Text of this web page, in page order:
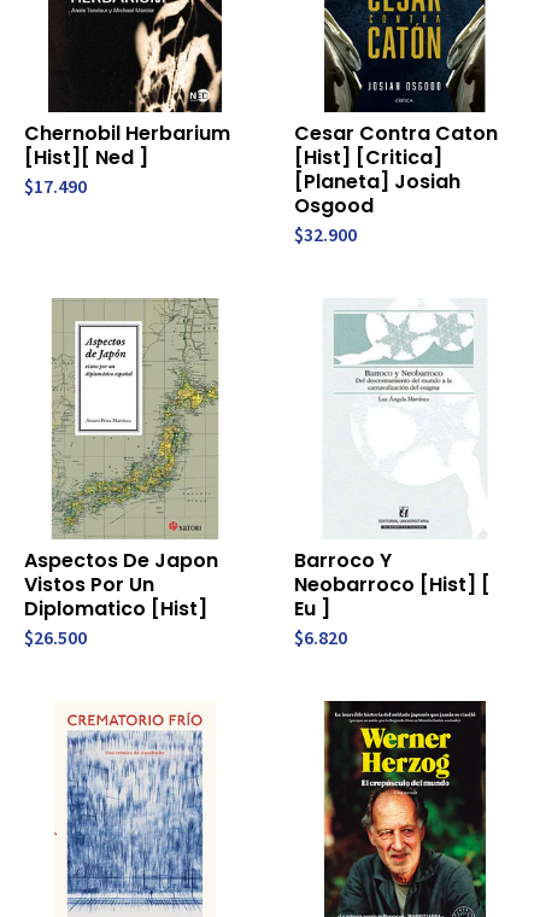
Chernobil Herbarium
[Hist][ Ned ]
$17.490
Cesar Contra Caton
[Hist] [Critica]
[Planeta] Josiah
Osgood
$32.900
Aspectos De Japon
Vistos Por Un
Diplomatico [Hist]
$26.500
Barroco Y
Neobarroco [Hist] [
Eu ]
$6.820